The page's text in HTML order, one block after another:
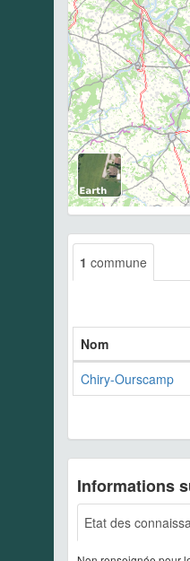
1 commune
Nom
Chiry-Ourscamp
Informations
Etat des